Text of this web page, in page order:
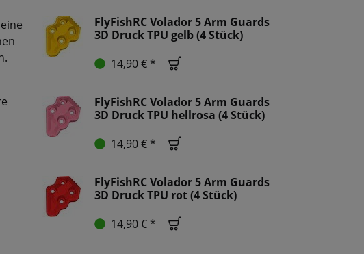
FlyFishRC Volador 5 Arm Guards
3D Druck TPU gelb (4 Stück)
14,90 € *
FlyFishRC Volador 5 Arm Guards
3D Druck TPU hellrosa (4 Stück)
14,90 € *
FlyFishRC Volador 5 Arm Guards
3D Druck TPU rot (4 Stück)
14,90 € *